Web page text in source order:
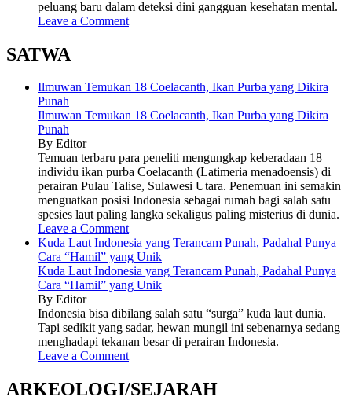
peluang baru dalam deteksi dini gangguan kesehatan mental.
Leave a Comment
SATWA
Ilmuwan Temukan 18 Coelacanth, Ikan Purba yang Dikira
Punah
Ilmuwan Temukan 18 Coelacanth, Ikan Purba yang Dikira
Punah
By Editor
Temuan terbaru para peneliti mengungkap keberadaan 18
individu ikan purba Coelacanth (Latimeria menadoensis) di
perairan Pulau Talise, Sulawesi Utara. Penemuan ini semakin
menguatkan posisi Indonesia sebagai rumah bagi salah satu
spesies laut paling langka sekaligus paling misterius di dunia.
Leave a Comment
Kuda Laut Indonesia yang Terancam Punah, Padahal Punya
Cara “Hamil” yang Unik
Kuda Laut Indonesia yang Terancam Punah, Padahal Punya
Cara “Hamil” yang Unik
By Editor
Indonesia bisa dibilang salah satu “surga” kuda laut dunia.
Tapi sedikit yang sadar, hewan mungil ini sebenarnya sedang
menghadapi tekanan besar di perairan Indonesia.
Leave a Comment
ARKEOLOGI/SEJARAH